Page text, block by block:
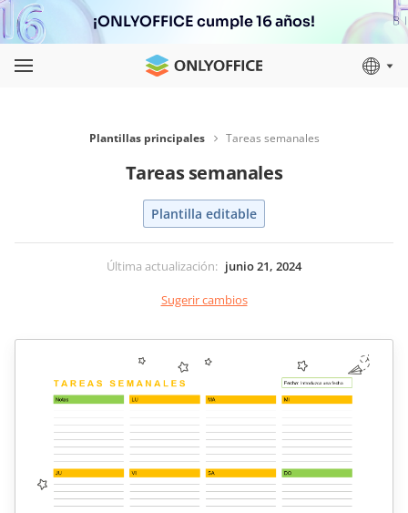
¡ONLYOFFICE cumple 16 años!
Plantillas principales Tareas semanales
Tareas semanales
Plantilla editable
Última actualización: junio 21, 2024
Sugerir cambios